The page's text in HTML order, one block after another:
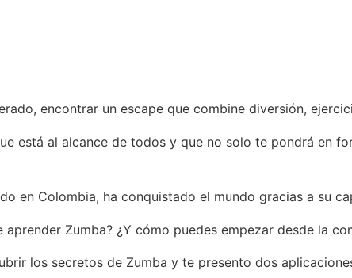
encontrar un escape que combine diversión,
está al alcance de todos y que no solo te pondrá en
en Colombia, ha conquistado el mundo gracias a su
Zumba? ¿Y cómo puedes empezar desde la
los secretos de Zumba y te presento dos